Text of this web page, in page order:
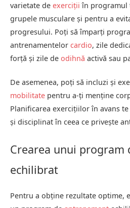
varietate de exerciții în programul
grupele musculare și pentru a
progresului. Poți să împarți
antrenamentelor cardio, zile
forță și zile de odihnă activă sau
De asemenea, poți să incluzi și
mobilitate pentru a-ți menține
Planificarea exercițiilor în avans
și disciplinat în ceea ce privește
Crearea unui program
echilibrat
Pentru a obține rezultate optime,